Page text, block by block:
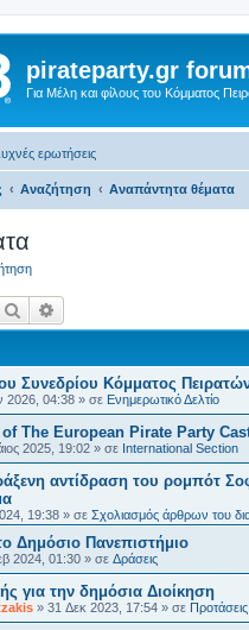
pirateparty.gr
Για Μέλη και φίλους του Κόμματος
ερωτήσεις
Αναζήτηση Αναπάντητα θέματα
Αναζήτηση
Συνεδρίου Κόμματος
2026, 04:38 » σε Ενημερωτικό Δελτίο
The European Pirate Party
2025, 19:02 » σε International Section
αντίδραση του ρομπότ
19:38 » σε Σχολιασμός άρθρων του
Δημόσιο Πανεπιστήμιο
2024, 01:30 » σε Δράσεις
για την δημόσια Διοίκηση
» 31 Δεκ 2023, 17:54 » σε